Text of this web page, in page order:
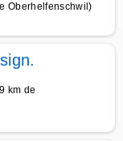
Oberhelfenschwil)
km de